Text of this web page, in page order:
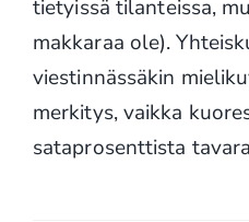
tietyissä tilanteissa,
makkaraa ole).
viestinnässäkin
merkitys, vaikka
sataprosenttista